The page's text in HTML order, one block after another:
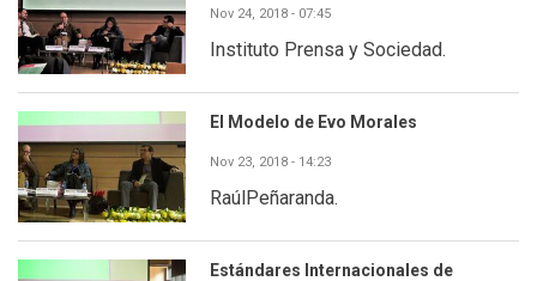
Nov 24, 2018 - 07:45
Instituto Prensa y Sociedad.
El Modelo de Evo Morales
Nov 23, 2018 - 14:23
RaúlPeñaranda.
Estándares Internacionales de